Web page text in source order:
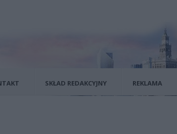
SKŁAD REDAKCYJNY REKLAMA